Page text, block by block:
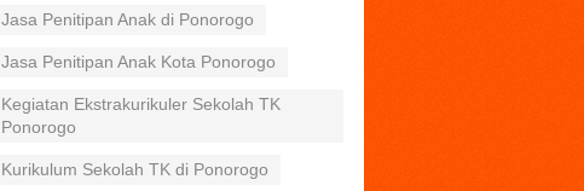
Jasa Penitipan Anak di Ponorogo
Jasa Penitipan Anak Kota Ponorogo
Kegiatan Ekstrakurikuler Sekolah TK
Ponorogo
Kurikulum Sekolah TK di Ponorogo